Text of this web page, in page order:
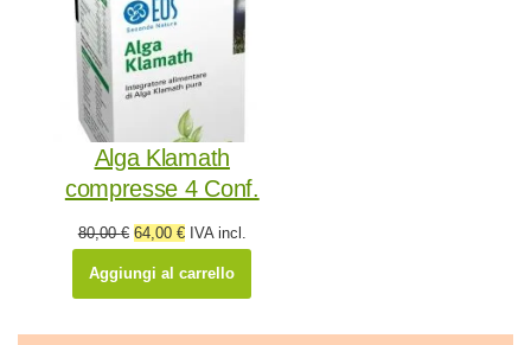
Alga Klamath
compresse 4 Conf.
80,00€ Il
prezzo
64,00 €Il
prezzo
IVA incl.
Aggiungi al carrello